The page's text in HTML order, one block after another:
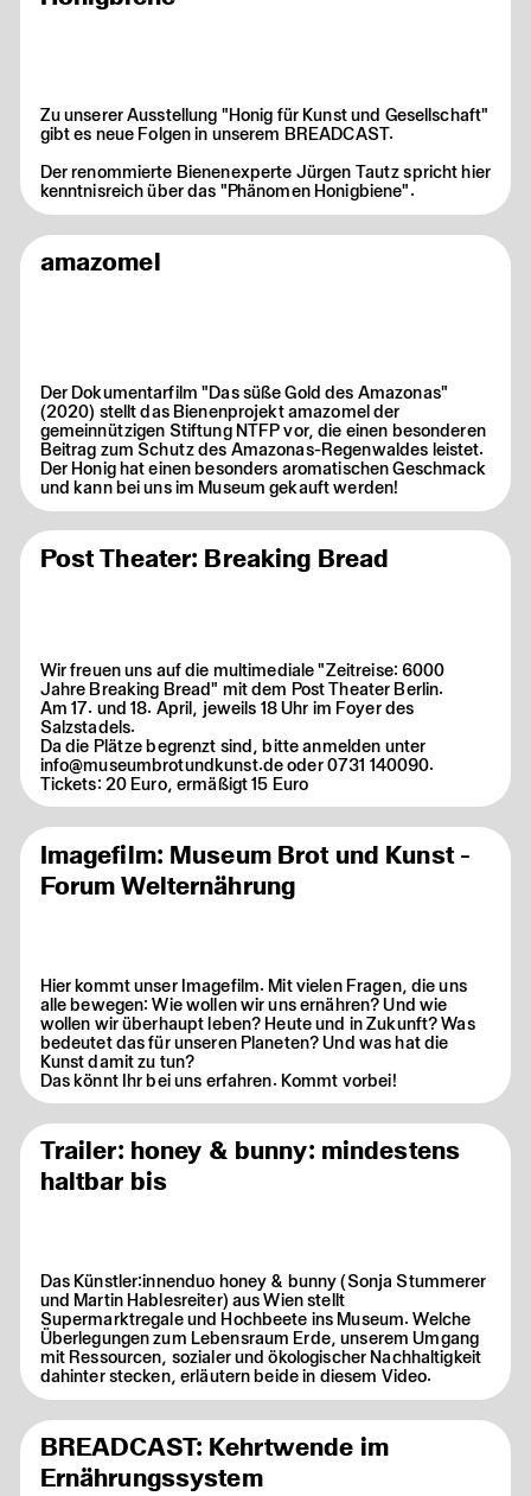
Zu unserer Ausstellung "Honig für Kunst und Gesellschaft"
gibt es neue Folgen in unserem BREADCAST.
Der renommierte Bienenexperte Jürgen Tautz spricht hier
kenntnisreich über das "Phänomen Honigbiene".
amazomel
Der Dokumentarfilm "Das süße Gold des Amazonas"
(2020) stellt das Bienenprojekt amazomel der
gemeinnützigen Stiftung NTFP vor, die einen besonderen
Beitrag zum Schutz des Amazonas-Regenwaldes leistet.
Der Honig hat einen besonders aromatischen Geschmack
und kann bei uns im Museum gekauft werden!
Post Theater: Breaking Bread
Wir freuen uns auf die multimediale "Zeitreise: 6000
Jahre Breaking Bread" mit dem Post Theater Berlin.
Am 17. und 18. April, jeweils 18 Uhr im Foyer des
Salzstadels.
Da die Plätze begrenzt sind, bitte anmelden unter
info@museumbrotundkunst.de oder 0731 140090.
Tickets: 20 Euro, ermäßigt 15 Euro
Imagefilm: Museum Brot und Kunst -
Forum Welternährung
Hier kommt unser Imagefilm. Mit vielen Fragen, die uns
alle bewegen: Wie wollen wir uns ernähren? Und wie
wollen wir überhaupt leben? Heute und in Zukunft? Was
bedeutet das für unseren Planeten? Und was hat die
Kunst damit zu tun?
Das könnt Ihr bei uns erfahren. Kommt vorbei!
Trailer: honey & bunny: mindestens
haltbar bis
Das Künstler:innenduo honey & bunny (Sonja Stummerer
und Martin Hablesreiter) aus Wien stellt
Supermarktregale und Hochbeete ins Museum. Welche
Überlegungen zum Lebensraum Erde, unserem Umgang
mit Ressourcen, sozialer und ökologischer Nachhaltigkeit
dahinter stecken, erläutern beide in diesem Video.
BREADCAST: Kehrtwende im
Ernährungssystem